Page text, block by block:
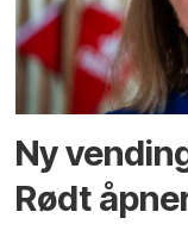
Ny
Rødt